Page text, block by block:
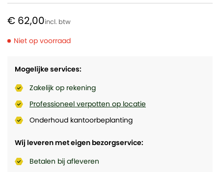
Mogelijke services:
Zakelijk op rekening
Professioneel verpotten op locatie
Onderhoud kantoorbeplanting
Wij leveren met eigen bezorgservice:
Betalen bij afleveren
€ 62,00
Niet op voorraad